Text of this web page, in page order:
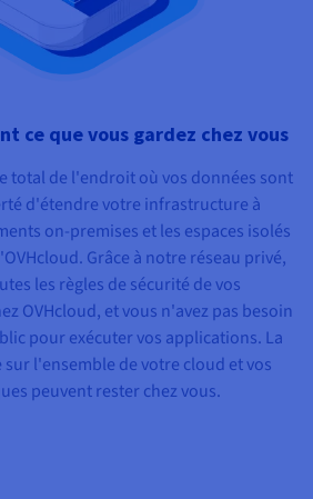
ce que vous gardez chez vous
total de l'endroit où vos données sont
d'étendre votre infrastructure à
on-premises et les espaces isolés
Grâce à notre réseau privé,
les règles de sécurité de vos
OVHcloud, et vous n'avez pas besoin
pour exécuter vos applications. La
l'ensemble de votre cloud et vos
peuvent rester chez vous.